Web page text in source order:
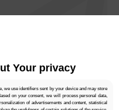
Your privacy
we use identifiers sent by your device and may store
on your consent, we will process personal data,
of advertisements and content, statistical
i nowości ze